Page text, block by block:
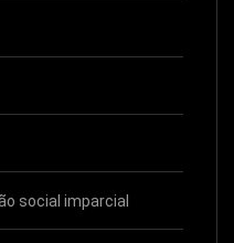
social imparcial